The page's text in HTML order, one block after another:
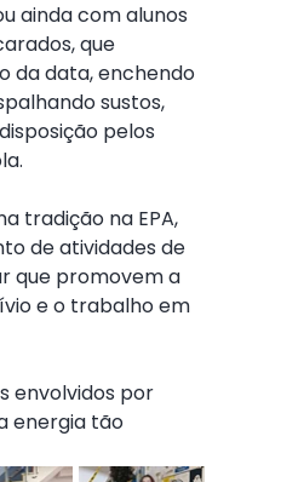
ainda com alunos
que
da data, enchendo
sustos,
pelos
tradição na EPA,
de atividades de
que promovem a
e o trabalho em
envolvidos por
energia tão